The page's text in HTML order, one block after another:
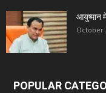
आयुष्मान
October
POPULAR